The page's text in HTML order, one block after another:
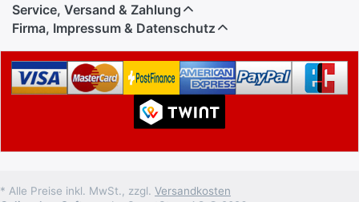
Service, Versand & Zahlung
Firma, Impressum & Datenschutz
* Alle Preise inkl. MwSt., zzgl. Versandkosten